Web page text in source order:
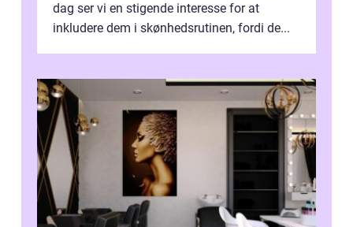
dag ser vi en stigende interesse for at
inkludere dem i skønhedsrutinen, fordi de...